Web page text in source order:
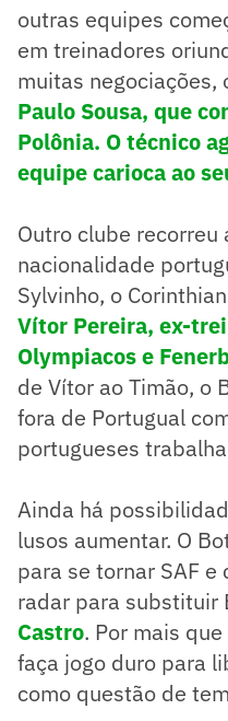
outras equipes
em treinadores
muitas negociações,
Paulo Sousa, que
Polônia. O técnico
equipe carioca ao
Outro clube
nacionalidade
Sylvinho, o
Vítor Pereira, ex-
Olympiacos e
de Vítor ao Timão, o
fora de Portugual
portugueses
Ainda há
lusos aumentar. O
para se tornar SAF
radar para substituir
Castro. Por mais
faça jogo duro para
como questão de